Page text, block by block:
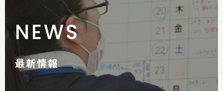
NEWS
最新情報